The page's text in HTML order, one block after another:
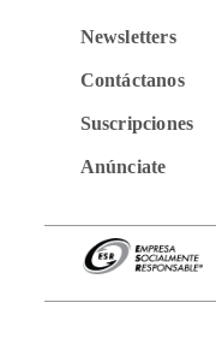
Newsletters
Contáctanos
Suscripciones
Anúnciate